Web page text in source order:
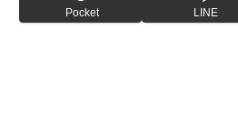
Pocket LINE